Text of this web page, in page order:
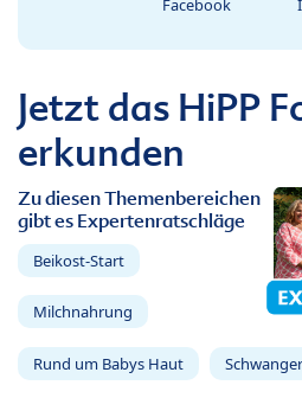
Facebook
Jetzt das HiPP
erkunden
Zu diesen Themenbereichen
gibt es Expertenratschläge
Beikost-Start
Milchnahrung
Rund um Babys Haut